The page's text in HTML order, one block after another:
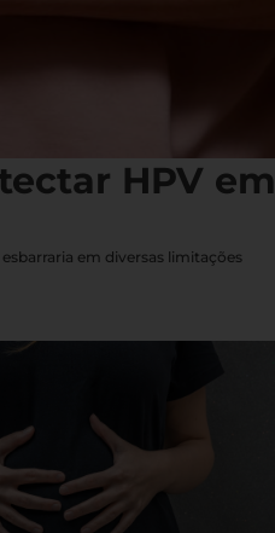
HPV em
em diversas limitações